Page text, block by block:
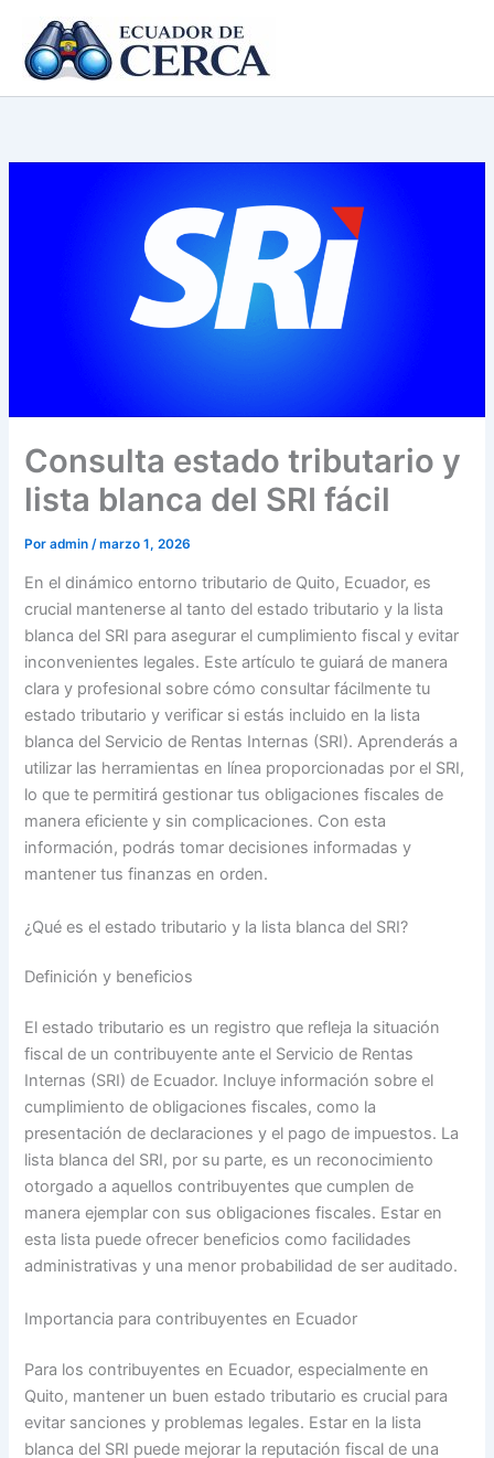
contenido
Consulta estado tributario y
lista blanca del SRI fácil
Poradmin /marzo 1, 2026
En el dinámico entorno tributario de Quito, Ecuador, es
crucial mantenerse al tanto del estado tributario y la lista
blanca del SRI para asegurar el cumplimiento fiscal y evitar
inconvenientes legales. Este artículo te guiará de manera
clara y profesional sobre cómo consultar fácilmente tu
estado tributario y verificar si estás incluido en la lista
blanca del Servicio de Rentas Internas (SRI). Aprenderás a
utilizar las herramientas en línea proporcionadas por el SRI,
lo que te permitirá gestionar tus obligaciones fiscales de
manera eficiente y sin complicaciones. Con esta
información, podrás tomar decisiones informadas y
mantener tus finanzas en orden.
¿Qué es el estado tributario y la lista blanca del SRI?
Definición y beneficios
El estado tributario es un registro que refleja la situación
fiscal de un contribuyente ante el Servicio de Rentas
Internas (SRI) de Ecuador. Incluye información sobre el
cumplimiento de obligaciones fiscales, como la
presentación de declaraciones y el pago de impuestos. La
lista blanca del SRI, por su parte, es un reconocimiento
otorgado a aquellos contribuyentes que cumplen de
manera ejemplar con sus obligaciones fiscales. Estar en
esta lista puede ofrecer beneficios como facilidades
administrativas y una menor probabilidad de ser auditado.
Importancia para contribuyentes en Ecuador
Para los contribuyentes en Ecuador, especialmente en
Quito, mantener un buen estado tributario es crucial para
evitar sanciones y problemas legales. Estar en la lista
blanca del SRI puede mejorar la reputación fiscal de una